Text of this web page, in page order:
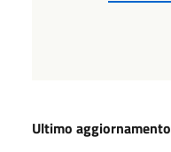
Ultimo aggiornamento